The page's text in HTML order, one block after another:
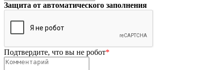
Защита от автоматического заполнения
Подтвердите, что вы не робот*